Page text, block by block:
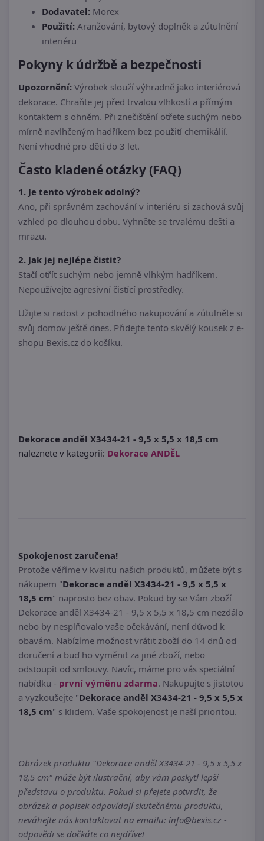
Dodavatel: Morex
Použití: Aranžování, bytový doplněk a zútulnění
interiéru
Pokyny k údržbě a bezpečnosti
Upozornění: Výrobek slouží výhradně jako interiérová
dekorace. Chraňte jej před trvalou vlhkostí a přímým
kontaktem s ohněm. Při znečištění otřete suchým nebo
mírně navlhčeným hadříkem bez použití chemikálií.
Není vhodné pro děti do 3 let.
Často kladené otázky (FAQ)
1. Je tento výrobek odolný?
Ano, při správném zachování v interiéru si zachová svůj
vzhled po dlouhou dobu. Vyhněte se trvalému dešti a
mrazu.
2. Jak jej nejlépe čistit?
Stačí otřít suchým nebo jemně vlhkým hadříkem.
Nepoužívejte agresivní čistící prostředky.
Užijte si radost z pohodlného nakupování a zútulněte si
svůj domov ještě dnes. Přidejte tento skvělý kousek z e-
shopu Bexis.cz do košíku.
Dekorace anděl X3434-21 - 9,5 x 5,5 x 18,5 cm
naleznete v kategorii: Dekorace ANDĚL
Spokojenost zaručena!
Protože věříme v kvalitu našich produktů, můžete být s
nákupem "Dekorace anděl X3434-21 - 9,5 x 5,5 x
18,5 cm" naprosto bez obav. Pokud by se Vám zboží
Dekorace anděl X3434-21 - 9,5 x 5,5 x 18,5 cm nezdálo
nebo by nesplňovalo vaše očekávání, není důvod k
obavám. Nabízíme možnost vrátit zboží do 14 dnů od
doručení a buď ho vyměnit za jiné zboží, nebo
odstoupit od smlouvy. Navíc, máme pro vás speciální
nabídku - první výměnu zdarma. Nakupujte s jistotou
a vyzkoušejte "Dekorace anděl X3434-21 - 9,5 x 5,5 x
18,5 cm" s klidem. Vaše spokojenost je naší prioritou.
Obrázek produktu "Dekorace anděl X3434-21 - 9,5 x 5,5 x
18,5 cm" může být ilustrační, aby vám poskytl lepší
představu o produktu. Pokud si přejete potvrdit, že
obrázek a popisek odpovídají skutečnému produktu,
neváhejte nás kontaktovat na emailu: info@bexis.cz -
odpovědi se dočkáte co nejdříve!